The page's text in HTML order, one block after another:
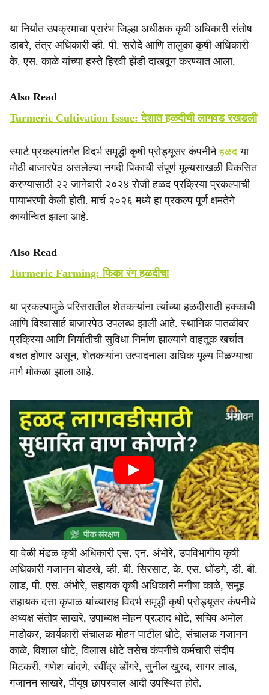
या निर्यात उपक्रमाचा प्रारंभ जिल्हा अधीक्षक कृषी अधिकारी संतोष
डाबरे, तंत्र अधिकारी व्ही. पी. सरोदे आणि तालुका कृषी अधिकारी
के. एस. काळे यांच्या हस्ते हिरवी झेंडी दाखवून करण्यात आला.
Also Read
Turmeric Cultivation Issue: देशात हळदीची लागवड रखडली
स्मार्ट प्रकल्पांतर्गत विदर्भ समृद्धी कृषी प्रोड्यूसर कंपनीनेहळदया
मोठी बाजारपेठ असलेल्या नगदी पिकाची संपूर्ण मूल्यसाखळी विकसित
करण्यासाठी २२ जानेवारी २०२४ रोजी हळद प्रक्रिया प्रकल्पाची
पायाभरणी केली होती. मार्च २०२६ मध्ये हा प्रकल्प पूर्ण क्षमतेने
कार्यान्वित झाला आहे.
Also Read
Turmeric Farming: फिका रंग हळदीचा
या प्रकल्पामुळे परिसरातील शेतकऱ्यांना त्यांच्या हळदीसाठी हक्काची
आणि विश्वासार्ह बाजारपेठ उपलब्ध झाली आहे. स्थानिक पातळीवर
प्रक्रिया आणि निर्यातीची सुविधा निर्माण झाल्याने वाहतूक खर्चात
बचत होणार असून, शेतकऱ्यांना उत्पादनाला अधिक मूल्य मिळण्याचा
मार्ग मोकळा झाला आहे.
या वेळी मंडळ कृषी अधिकारी एस. एन. अंभोरे, उपविभागीय कृषी
अधिकारी गजानन बोडखे, व्ही. बी. सिरसाट, के. एस. धोंडगे, डी. बी.
लाड, पी. एस. अंभोरे, सहायक कृषी अधिकारी मनीषा काळे, समूह
सहायक दत्ता कृपाळ यांच्यासह विदर्भ समृद्धी कृषी प्रोड्यूसर कंपनीचे
अध्यक्ष संतोष साखरे, उपाध्यक्ष मोहन प्रल्हाद धोटे, सचिव अमोल
माडोकर, कार्यकारी संचालक मोहन पाटील धोटे, संचालक गजानन
काळे, विशाल धोटे, विलास धोटे तसेच कंपनीचे कर्मचारी संदीप
मिटकरी, गणेश चांदणे, रवींद्र डोंगरे, सुनील खुरद, सागर लाड,
गजानन साखरे, पीयूष छापरवाल आदी उपस्थित होते.